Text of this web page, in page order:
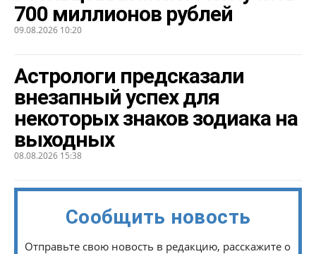
700 миллионов рублей
09.08.2026 10:20
Астрологи предсказали
внезапный успех для
некоторых знаков зодиака на
выходных
08.08.2026 15:38
Сообщить новость
Отправьте свою новость в редакцию, расскажите о